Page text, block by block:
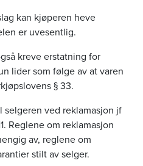
kan kjøperen heve
er uvesentlig.
kreve erstatning for
lider som følge av at varen
§ 33.
selgeren ved reklamasjon jf
Reglene om reklamasjon
av, reglene om
stilt av selger.